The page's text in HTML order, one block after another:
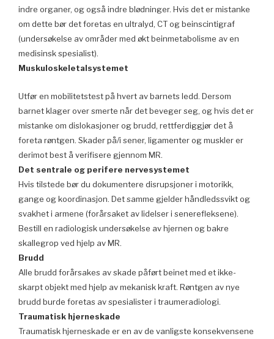
indre organer, og også indre blødninger. Hvis det er mistanke
om dette bør det foretas en ultralyd, CT og beinscintigraf
(undersøkelse av områder med økt beinmetabolisme av en
medisinsk spesialist).
Muskuloskeletalsystemet
Utfør en mobilitetstest på hvert av barnets ledd. Dersom
barnet klager over smerte når det beveger seg, og hvis det er
mistanke om dislokasjoner og brudd, rettferdiggjør det å
foreta røntgen. Skader på/i sener, ligamenter og muskler er
derimot best å verifisere gjennom MR.
Det sentrale og perifere nervesystemet
Hvis tilstede bør du dokumentere disrupsjoner i motorikk,
gange og koordinasjon. Det samme gjelder håndledssvikt og
svakhet i armene (forårsaket av lidelser i senerefleksene).
Bestill en radiologisk undersøkelse av hjernen og bakre
skallegrop ved hjelp av MR.
Brudd
Alle brudd forårsakes av skade påført beinet med et ikke-
skarpt objekt med hjelp av mekanisk kraft. Røntgen av nye
brudd burde foretas av spesialister i traumeradiologi.
Traumatisk hjerneskade
Traumatisk hjerneskade er en av de vanligste konsekvensene